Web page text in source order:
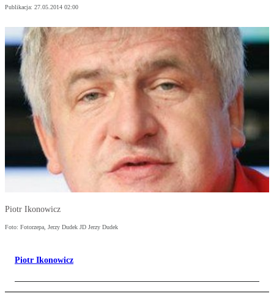
Publikacja: 27.05.2014 02:00
Piotr Ikonowicz
Foto: Fotorzepa, Jerzy Dudek JD Jerzy Dudek
Piotr Ikonowicz